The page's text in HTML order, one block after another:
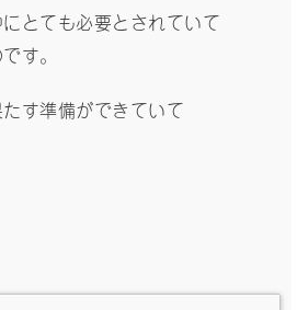
とても必要とされていて
す。
す準備ができていて